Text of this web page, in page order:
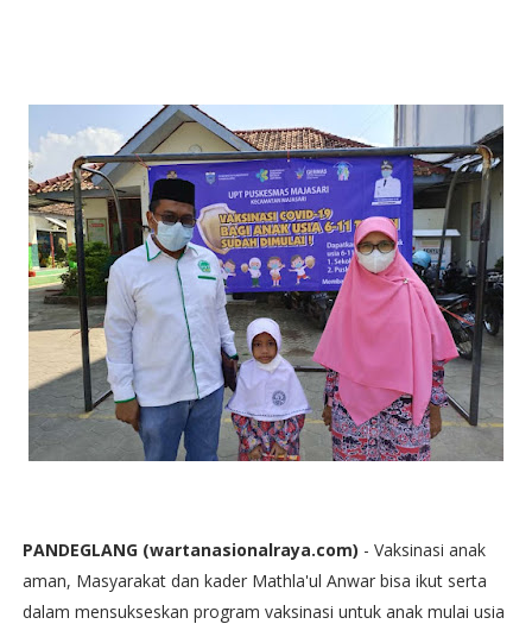
PANDEGLANG (wartanasionalraya.com) - Vaksinasi anak
aman, Masyarakat dan kader Mathla'ul Anwar bisa ikut serta
dalam mensukseskan program vaksinasi untuk anak mulai usia